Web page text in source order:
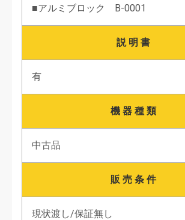
■アルミブロック B-0001
説明書
有
機器種類
中古品
販売条件
現状渡し/保証無し